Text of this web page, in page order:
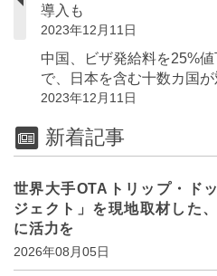
導入も
2023年12月11日
中国、ビザ発給料を25%
で、日本を含む十数カ国が
2023年12月11日
新着記事
世界大手OTAトリップ・ド
ジェクト」を現地取材した
に活力を
2026年08月05日